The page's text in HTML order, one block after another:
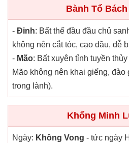
Bành Tổ
- Đinh: Bất thế đầu đầu chủ
không nên cắt tóc, cạo đầu, dễ
- Mão: Bất xuyên tỉnh tuyền
Mão không nên khai giếng,
trong lành).
Khổng Minh
Ngày: Không Vong - tức ngày